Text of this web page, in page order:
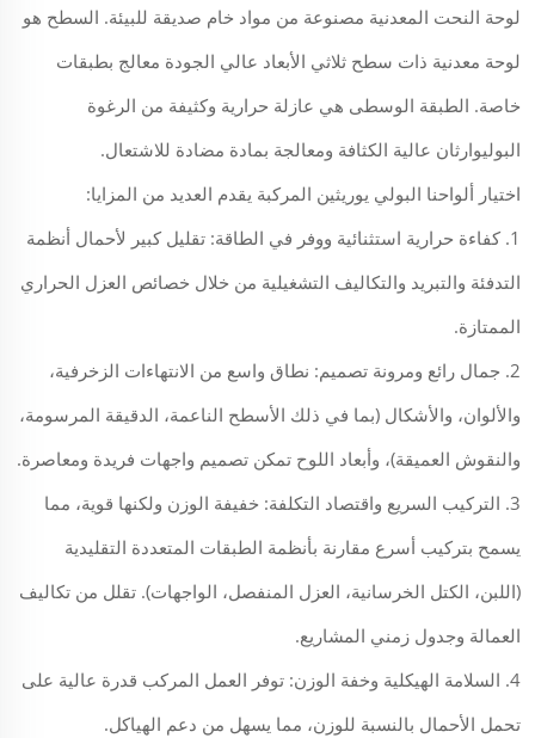
لوحة النحت المعدنية مصنوعة من مواد خام صديقة للبيئة. السطح هو
لوحة معدنية ذات سطح ثلاثي الأبعاد عالي الجودة معالج بطبقات
خاصة. الطبقة الوسطى هي عازلة حرارية وكثيفة من الرغوة
البوليوارثان عالية الكثافة ومعالجة بمادة مضادة للاشتعال.
اختيار ألواحنا البولي يوريثين المركبة يقدم العديد من المزايا:
1. كفاءة حرارية استثنائية ووفر في الطاقة: تقليل كبير لأحمال أنظمة
التدفئة والتبريد والتكاليف التشغيلية من خلال خصائص العزل الحراري
الممتازة.
2. جمال رائع ومرونة تصميم: نطاق واسع من الانتهاءات الزخرفية،
والألوان، والأشكال (بما في ذلك الأسطح الناعمة، الدقيقة المرسومة،
والنقوش العميقة)، وأبعاد اللوح تمكن تصميم واجهات فريدة ومعاصرة.
3. التركيب السريع واقتصاد التكلفة: خفيفة الوزن ولكنها قوية، مما
يسمح بتركيب أسرع مقارنة بأنظمة الطبقات المتعددة التقليدية
(اللبن، الكتل الخرسانية، العزل المنفصل، الواجهات). تقلل من تكاليف
العمالة وجدول زمني المشاريع.
4. السلامة الهيكلية وخفة الوزن: توفر العمل المركب قدرة عالية على
تحمل الأحمال بالنسبة للوزن، مما يسهل من دعم الهياكل.